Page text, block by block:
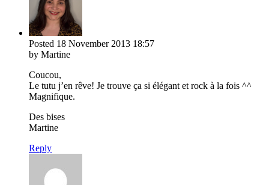
Posted 18 November 2013 18:57
by Martine
Coucou,
Le tutu j’en rêve! Je trouve ça si élégant et rock à la fois ^^
Magnifique.
Des bises
Martine
Reply